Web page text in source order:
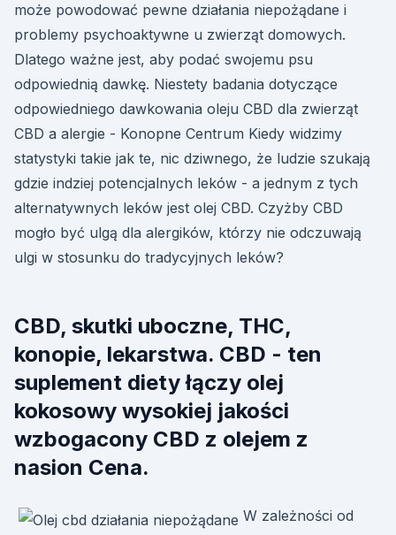
może powodować pewne działania niepożądane i
problemy psychoaktywne u zwierząt domowych.
Dlatego ważne jest, aby podać swojemu psu
odpowiednią dawkę. Niestety badania dotyczące
odpowiedniego dawkowania oleju CBD dla zwierząt
CBD a alergie - Konopne Centrum Kiedy widzimy
statystyki takie jak te, nic dziwnego, że ludzie szukają
gdzie indziej potencjalnych leków - a jednym z tych
alternatywnych leków jest olej CBD. Czyżby CBD
mogło być ulgą dla alergików, którzy nie odczuwają
ulgi w stosunku do tradycyjnych leków?
CBD, skutki uboczne, THC,
konopie, lekarstwa. CBD - ten
suplement diety łączy olej
kokosowy wysokiej jakości
wzbogacony CBD z olejem z
nasion Cena.
W zależności od